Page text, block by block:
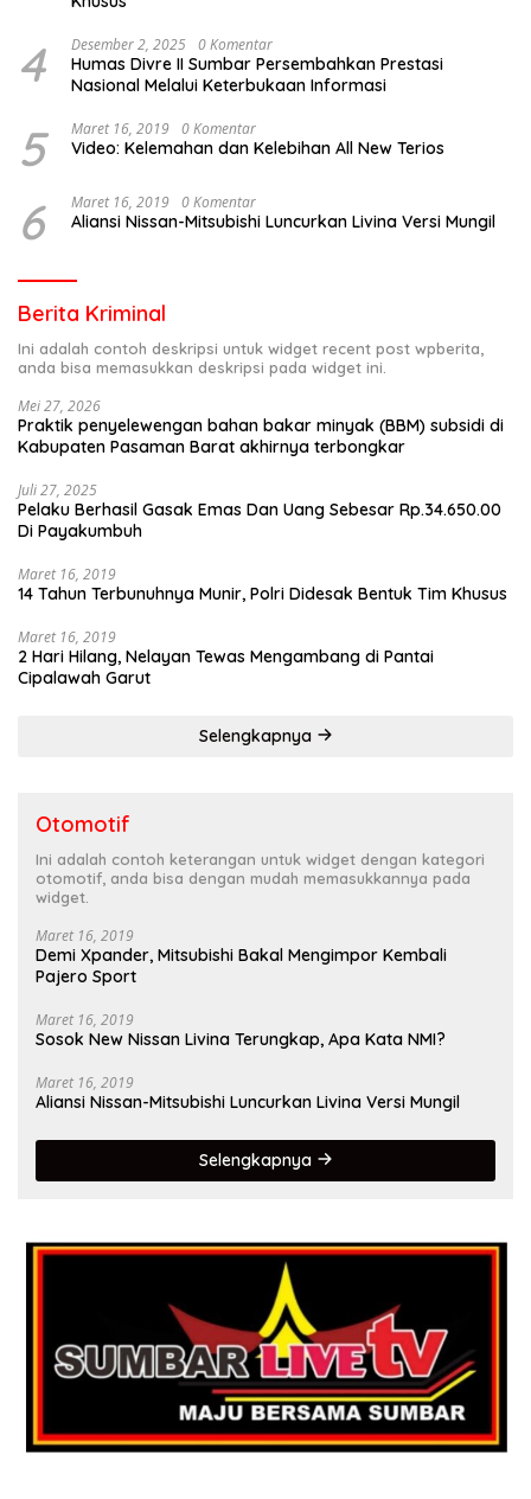
4 Desember 2, 2025 0 Komentar
Humas Divre II Sumbar Persembahkan Prestasi
Nasional Melalui Keterbukaan Informasi
5 Maret 16, 2019 0 Komentar
Video: Kelemahan dan Kelebihan All New Terios
6 Maret 16, 2019 0 Komentar
Aliansi Nissan-Mitsubishi Luncurkan Livina Versi Mungil
Berita Kriminal
Ini adalah contoh deskripsi untuk widget recent post wpberita,
anda bisa memasukkan deskripsi pada widget ini.
Mei 27, 2026
Praktik penyelewengan bahan bakar minyak (BBM) subsidi di
Kabupaten Pasaman Barat akhirnya terbongkar
Juli 27, 2025
Pelaku Berhasil Gasak Emas Dan Uang Sebesar Rp.34.650.00
Di Payakumbuh
Maret 16, 2019
14 Tahun Terbunuhnya Munir, Polri Didesak Bentuk Tim Khusus
Maret 16, 2019
2 Hari Hilang, Nelayan Tewas Mengambang di Pantai
Cipalawah Garut
Selengkapnya
Otomotif
Ini adalah contoh keterangan untuk widget dengan kategori
otomotif, anda bisa dengan mudah memasukkannya pada
widget.
Maret 16, 2019
Demi Xpander, Mitsubishi Bakal Mengimpor Kembali
Pajero Sport
Maret 16, 2019
Sosok New Nissan Livina Terungkap, Apa Kata NMI?
Maret 16, 2019
Aliansi Nissan-Mitsubishi Luncurkan Livina Versi Mungil
Selengkapnya